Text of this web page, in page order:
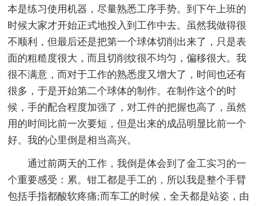
本是练习使用机器，尽量熟悉工序手势。到下午上班的
时候大家才开始正式地投入到工作中去。虽然我做得很
不顺利，但最后还是把第一个球体切削出来了，只是表
面的粗糙度很大，而且切削纹很不均匀，偏移很大。我
很不满意，而对于工作的熟悉度又增大了，时间也还有
很多，于是开始第二个球体的制作。在制作这个的时
候，手的配合程度加强了，对工件的把握也高了，虽然
用的时间比前一次要短，但是出来的成品明显比前一个
好。我的心里倒是相当高兴。
通过前两天的工作，我倒是体会到了金工实习的一
个重要感受：累。钳工都是手工的，所以我是整个手臂
包括手指都酸软疼痛;而车工的时候，全天都是站姿，由